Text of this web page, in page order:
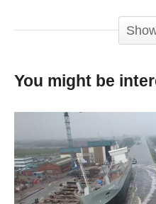
συνθήκες, στα
Αγίας Παρασκευής της
μέτρων (7μ x 10μ), τη
θάλασσας.
Χρειάστηκε λεπτομερής
εργασία, καταμερισμός
You might be